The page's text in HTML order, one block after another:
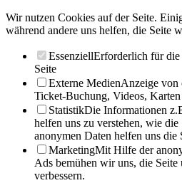
Wir nutzen Cookies auf der Seite.
während andere uns helfen, die Seite
EssenziellErforderlich für
Seite
Externe MedienAnzeige von
Ticket-Buchung, Videos,
StatistikDie Informationen
helfen uns zu verstehen, wie
anonymen Daten helfen uns die
MarketingMit Hilfe der
Ads bemühen wir uns, die
verbessern.